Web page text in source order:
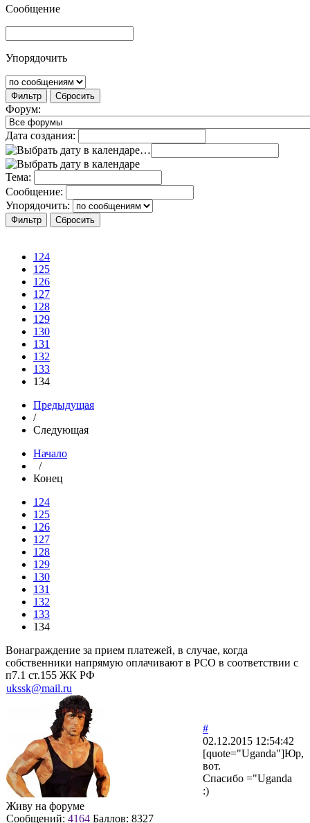
Сообщение
Упорядочить
Фильтр Сбросить
Форум:
Дата создания:
…
Тема:
Сообщение:
Упорядочить:
124
125
126
127
128
129
130
131
132
133
134
Предыдущая
/
Следующая
Начало
/
Конец
124
125
126
127
128
129
130
131
132
133
134
Вонаграждение за прием платежей, в случае, когда
собственники напрямую оплачивают в РСО в соответствии с
п7.1 ст.155 ЖК РФ
ukssk@mail.ru
Живу на форуме
Сообщений: 4164 Баллов: 8327
#
02.12.2015 12:54:42
[quote="Uganda"]Юр,
вот.
Спасибо ="Uganda
:)